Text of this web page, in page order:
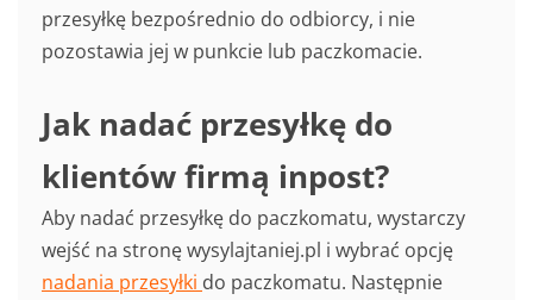
przesyłkę bezpośrednio do odbiorcy, i nie
pozostawia jej w punkcie lub paczkomacie.
Jak nadać przesyłkę do
klientów firmą inpost?
Aby nadać przesyłkę do paczkomatu, wystarczy
wejść na stronę wysylajtaniej.pl i wybrać opcję
nadania przesyłki do paczkomatu. Następnie